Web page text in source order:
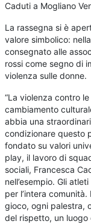
Caduti a Mogliano
La rassegna si è
valore simbolico:
consegnato alle
rossi come segno di
violenza sulle donne.
“La violenza contro
cambiamento
abbia una
condizionare questo
fondato su valori
play, il lavoro di
sociali, Francesca
nell’esempio. Gli
per l’intera
gioco, ogni palestra,
del rispetto, un